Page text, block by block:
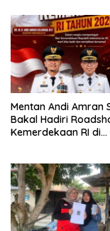
Mentan Andi Amran
Bakal Hadiri
Kemerdekaan RI di
Dibagikan